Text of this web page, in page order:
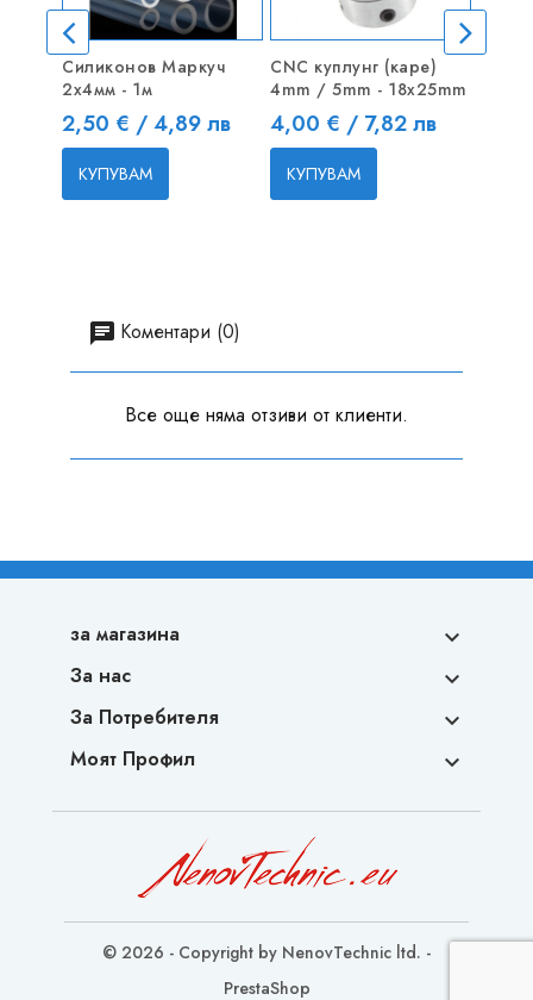
Силиконов Маркуч
2x4мм - 1м
Цена
2,50 € / 4,89 лв
КУПУВАМ
CNC куплунг (каре)
4mm / 5mm - 18x25mm
Цена
4,00 € / 7,82 лв
КУПУВАМ
Коментари (0)
Все още няма отзиви от клиенти.
за магазина 
За нас 
За Потребителя 
Моят Профил 
© 2026 - Copyright by NenovTechnic ltd. -
PrestaShop